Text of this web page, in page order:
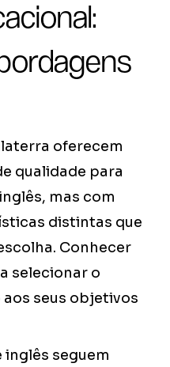
oferecem
qualidade para
mas com
distintas que
Conhecer
selecionar o
seus objetivos
inglês seguem